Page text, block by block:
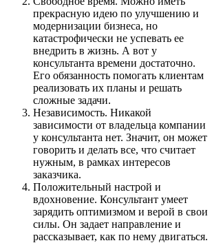
прекрасную идею по улучшению и
модернизации бизнеса, но
катастрофически не успевать ее
внедрить в жизнь. А вот у
консультанта времени достаточно.
Его обязанность помогать клиентам
реализовать их планы и решать
сложные задачи.
Независимость. Никакой
зависимости от владельца компании
у консультанта нет. Значит, он может
говорить и делать все, что считает
нужным, в рамках интересов
заказчика.
Положительный настрой и
вдохновение. Консультант умеет
зарядить оптимизмом и верой в свои
силы. Он задает направление и
рассказывает, как по нему двигаться.